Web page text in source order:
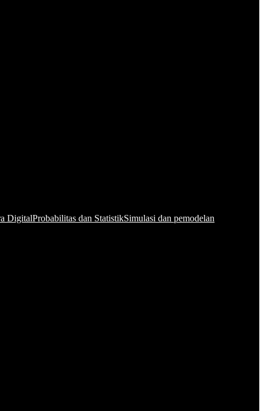
DigitalProbabilitas dan StatistikSimulasi dan pemodelan